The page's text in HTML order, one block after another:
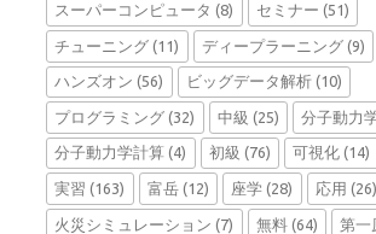
スーパーコンピュータ (8) セミナー (51)
チューニング (11) ディープラーニング(9)
ハンズオン (56) ビッグデータ解析(10)
プログラミング (32) 中級 (25) 分子動力
分子動力学計算 (4) 初級 (76) 可視化 (14)
実習 (163) 富岳(12) 座学 (28) 応用 (26)
火災シミュレーション (7) 無料(64) 第一